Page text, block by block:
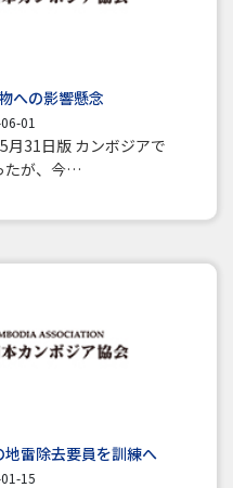
への影響懸念
01
31日版 カンボジアで
たが、今…
雷除去要員を訓練へ
15